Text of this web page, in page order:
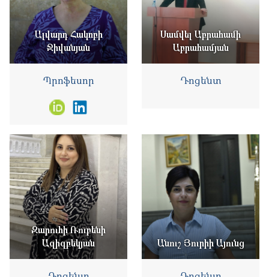
Ալվարդ Հակոբի
Ջիվանյան
Պրոֆեսոր
Սամվել Աբրահամի
Աբրահամյան
Դոցենտ
Զարուհի Ռուբենի
Ազիզբեկյան
Անուշ Յուրիի Այունց